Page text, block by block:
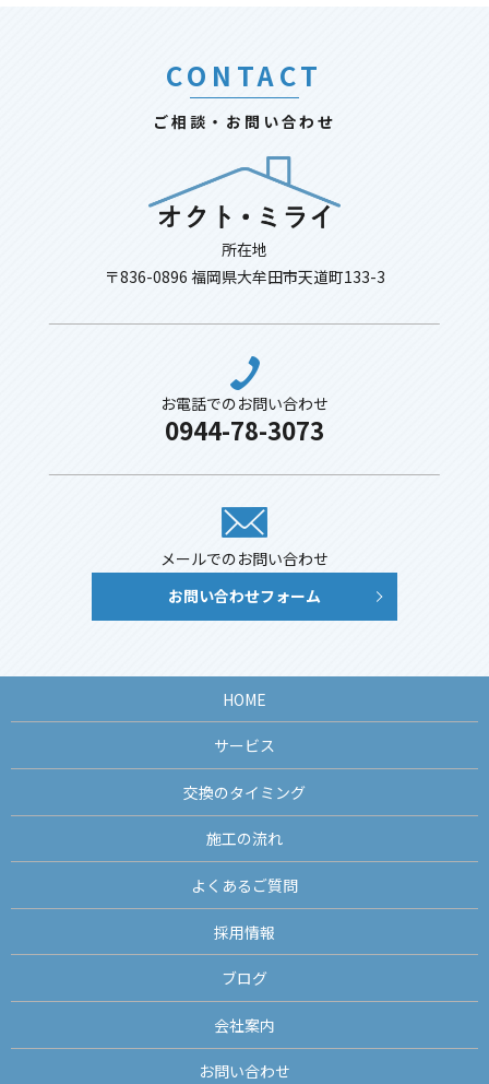
CONTACT
ご相談・お問い合わせ
所在地
〒836-0896 福岡県大牟田市天道町133-3
お電話でのお問い合わせ
0944-78-3073
メールでのお問い合わせ
お問い合わせフォーム
HOME
サービス
交換のタイミング
施工の流れ
よくあるご質問
採用情報
ブログ
会社案内
お問い合わせ